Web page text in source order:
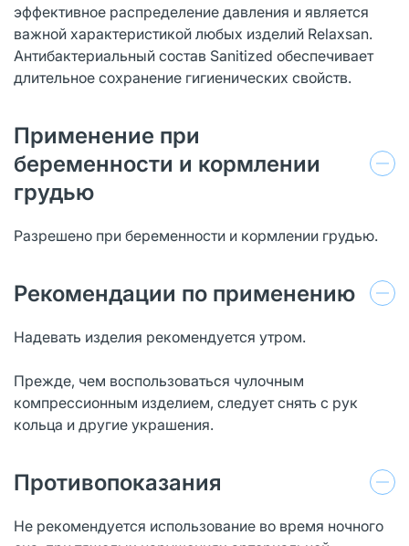
эффективное распределение давления и является
важной характеристикой любых изделий Relaxsan.
Антибактериальный состав Sanitized обеспечивает
длительное сохранение гигиенических свойств.
Применение при
беременности и кормлении
грудью
Разрешено при беременности и кормлении грудью.
Рекомендации по применению
Надевать изделия рекомендуется утром.
Прежде, чем воспользоваться чулочным
компрессионным изделием, следует снять с рук
кольца и другие украшения.
Противопоказания
Не рекомендуется использование во время ночного